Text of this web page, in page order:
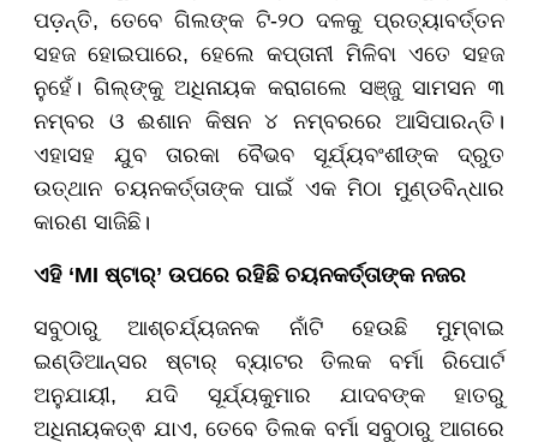
ପଡ଼ନ୍ତି, ତେବେ ଗିଲଙ୍କ ଟି-୨୦ ଦଳକୁ ପ୍ରତ୍ୟାବର୍ତ୍ତନ
ସହଜ ହୋଇପାରେ, ହେଲେ କପ୍ତାନୀ ମିଳିବା ଏତେ ସହଜ
ନୁହେଁ। ଗିଲ୍ଙ୍କୁ ଅଧିନାୟକ କରାଗଲେ ସଞ୍ଜୁ ସାମସନ ୩
ନମ୍ବର ଓ ଈଶାନ କିଷନ ୪ ନମ୍ବରରେ ଆସିପାରନ୍ତି।
ଏହାସହ ଯୁବ ତାରକା ବୈଭବ ସୂର୍ଯ୍ୟବଂଶୀଙ୍କ ଦ୍ରୁତ
ଉତ୍ଥାନ ଚୟନକର୍ତ୍ତାଙ୍କ ପାଇଁ ଏକ ମିଠା ମୁଣ୍ଡବିନ୍ଧାର
କାରଣ ସାଜିଛି।
ଏହି ‘MI ଷ୍ଟାର୍’ ଉପରେ ରହିଛି ଚୟନକର୍ତ୍ତାଙ୍କ ନଜର
ସବୁଠାରୁ ଆଶ୍ଚର୍ଯ୍ୟଜନକ ନାଁଟି ହେଉଛି ମୁମ୍ବାଇ
ଇଣ୍ଡିଆନ୍ସର ଷ୍ଟାର୍ ବ୍ୟାଟର ତିଲକ ବର୍ମା ରିପୋର୍ଟ
ଅନୁଯାୟୀ, ଯଦି ସୂର୍ଯ୍ୟକୁମାର ଯାଦବଙ୍କ ହାତରୁ
ଅଧିନାୟକତ୍ଵ ଯାଏ, ତେବେ ତିଲକ ବର୍ମା ସବୁଠାରୁ ଆଗରେ